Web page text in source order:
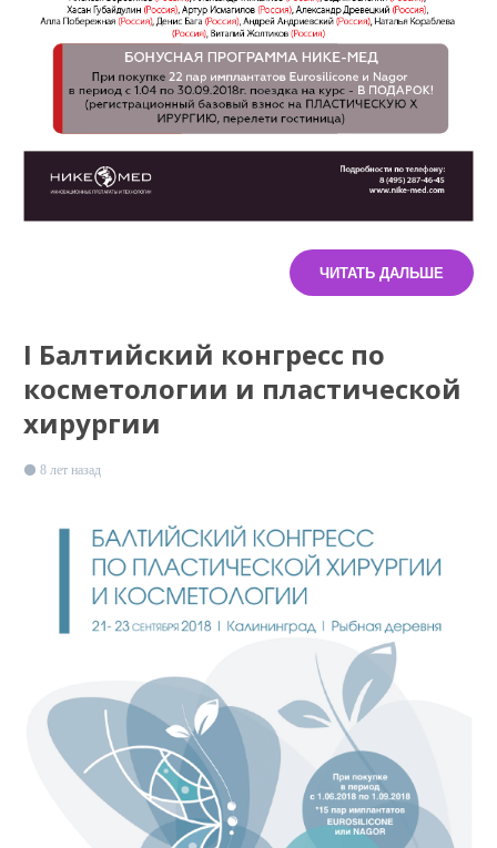
ЧИТАТЬ ДАЛЬШЕ
I Балтийский конгресс по
косметологии и пластической
хирургии
8 лет назад